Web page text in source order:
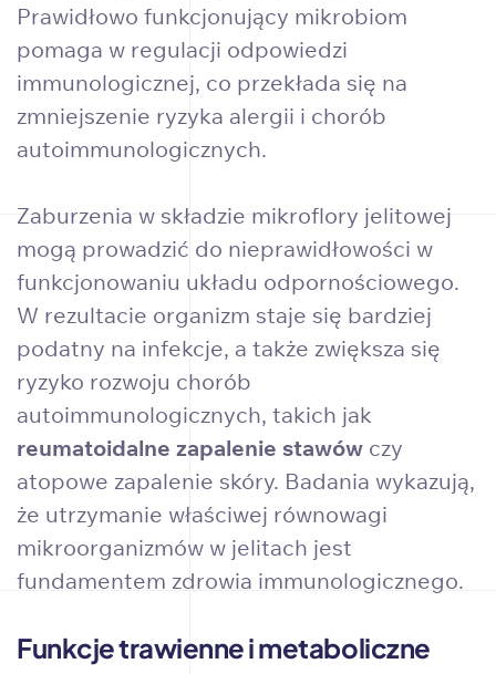
Prawidłowo funkcjonujący mikrobiom
pomaga w regulacji odpowiedzi
immunologicznej, co przekłada się na
zmniejszenie ryzyka alergii i chorób
autoimmunologicznych.
Zaburzenia w składzie mikroflory jelitowej
mogą prowadzić do nieprawidłowości w
funkcjonowaniu układu odpornościowego.
W rezultacie organizm staje się bardziej
podatny na infekcje, a także zwiększa się
ryzyko rozwoju chorób
autoimmunologicznych, takich jak
reumatoidalne zapalenie stawów czy
atopowe zapalenie skóry. Badania wykazują,
że utrzymanie właściwej równowagi
mikroorganizmów w jelitach jest
fundamentem zdrowia immunologicznego.
Funkcje trawienne i metaboliczne